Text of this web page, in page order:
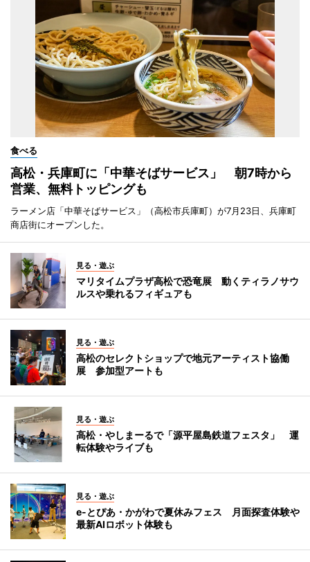
食べる
高松・兵庫町に「中華そばサービス」 朝7時から
営業、無料トッピングも
ラーメン店「中華そばサービス」（高松市兵庫町）が7月23日、兵庫町
商店街にオープンした。
見る・遊ぶ
マリタイムプラザ高松で恐竜展 動くティラノサウ
ルスや乗れるフィギュアも
見る・遊ぶ
高松のセレクトショップで地元アーティスト協働
展 参加型アートも
見る・遊ぶ
高松・やしまーるで「源平屋島鉄道フェスタ」 運
転体験やライブも
見る・遊ぶ
e-とぴあ・かがわで夏休みフェス 月面探査体験や
最新AIロボット体験も